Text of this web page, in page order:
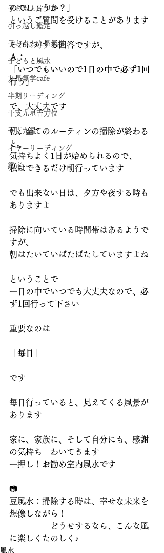
子どもと片づけ
引っ越し鑑定
子どもと九星氣学
子どもと風水
九星氣学cafe
半期リーディング
干支九星吉方位
干支九星
イヤーリーディング
鑑定
のでしょうか？」
というご質問を受けることがあります
それに対する回答ですが、
Ａ：
「いつでもいいので1日の中で必ず1回
行う」
で、大丈夫です
朝、全てのルーティンの掃除が終わる
と、
気持ちよく1日が始められるので、
私はできるだけ朝行っています
でも出来ない日は、夕方や夜する時も
ありますよ
掃除に向いている時間帯はあるようで
すが、
朝はたいていばたばたしていますよね
ということで
一日の中でいつでも大丈夫なので、 必
ず1回行って下さい
重要なのは
「毎日」
です
毎日行っていると、見えてくる風景が
あります
家に、家族に、そして自分にも、感謝
の気持ち　わいてきます
一押し！お勧め室内風水です
📷
豆風水：掃除する時は、幸せな未来を
想像しながら！
どうせするなら、こんな風
に楽しくたのしく♪
風水